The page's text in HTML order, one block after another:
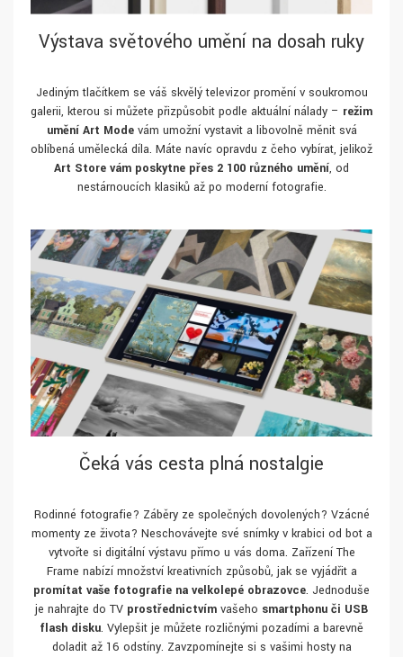
Výstava světového umění na dosah ruky
Jediným tlačítkem se váš skvělý televizor promění v soukromou
galerii, kterou si můžete přizpůsobit podle aktuální nálady – režim
umění Art Modevám umožní vystavit a libovolně měnit svá
oblíbená umělecká díla. Máte navíc opravdu z čeho vybírat, jelikož
Art Store vám poskytne přes 2 100 různého umění, od
nestárnoucích klasiků až po moderní fotografie.
Čeká vás cesta plná nostalgie
Rodinné fotografie? Záběry ze společných dovolených? Vzácné
momenty ze života? Neschovávejte své snímky v krabici od bot a
vytvořte si digitální výstavu přímo u vás doma. Zařízení The
Frame nabízí množství kreativních způsobů, jak se vyjádřit a
promítat vaše fotografie na velkolepé obrazovce. Jednoduše
je nahrajte do TV prostřednictvím vašeho smartphonu či USB
flash disku. Vylepšit je můžete rozličnými pozadími a barevně
doladit až 16 odstíny. Zavzpomínejte si s vašimi hosty na